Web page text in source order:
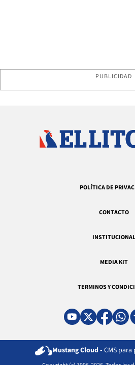
PUBLICIDAD
POLÍTICA DE
CONTACTO
INSTITUCIONAL
MEDIA KIT
TERMINOS Y
Mustang Cloud - CMS